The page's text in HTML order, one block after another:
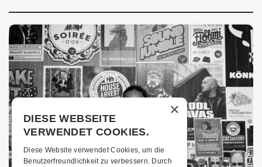
×
DIESE WEBSEITE
VERWENDET COOKIES.
Diese Website verwendet Cookies, um die
Benutzerfreundlichkeit zu verbessern. Durch